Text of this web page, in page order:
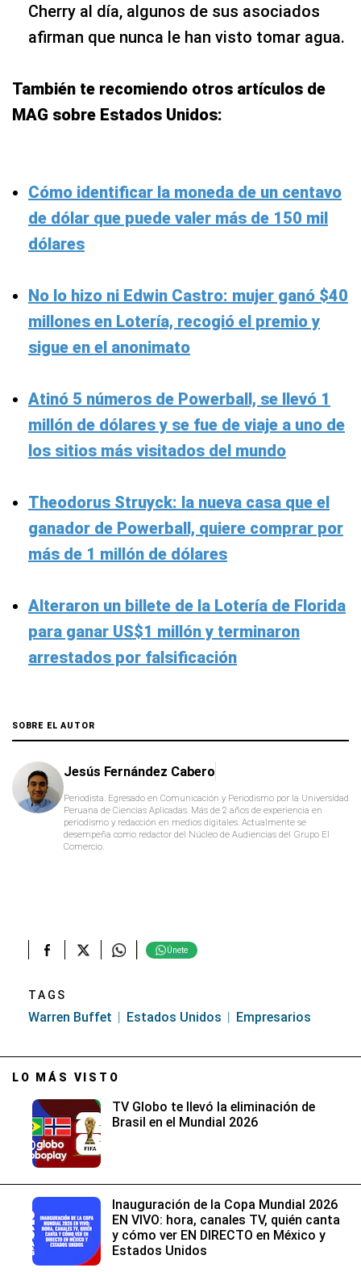
Cherry al día, algunos de sus asociados
afirman que nunca le han visto tomar agua.
También te recomiendo otros artículos de
MAG sobre Estados Unidos:
Cómo identificar la moneda de un centavo
de dólar que puede valer más de 150 mil
dólares
No lo hizo ni Edwin Castro: mujer ganó $40
millones en Lotería, recogió el premio y
sigue en el anonimato
Atinó 5 números de Powerball, se llevó 1
millón de dólares y se fue de viaje a uno de
los sitios más visitados del mundo
Theodorus Struyck: la nueva casa que el
ganador de Powerball, quiere comprar por
más de 1 millón de dólares
Alteraron un billete de la Lotería de Florida
para ganar US$1 millón y terminaron
arrestados por falsificación
SOBRE EL AUTOR
Jesús Fernández Cabero
Periodista. Egresado en Comunicación y Periodismo por la Universidad
Peruana de Ciencias Aplicadas. Más de 2 años de experiencia en
periodismo y redacción en medios digitales. Actualmente se
desempeña como redactor del Núcleo de Audiencias del Grupo El
Comercio.
Únete
TAGS
Warren Buffet Estados Unidos Empresarios
LO MÁS VISTO
TV Globo te llevó la eliminación de
Brasil en el Mundial 2026
Inauguración de la Copa Mundial 2026
EN VIVO: hora, canales TV, quién canta
y cómo ver EN DIRECTO en México y
Estados Unidos